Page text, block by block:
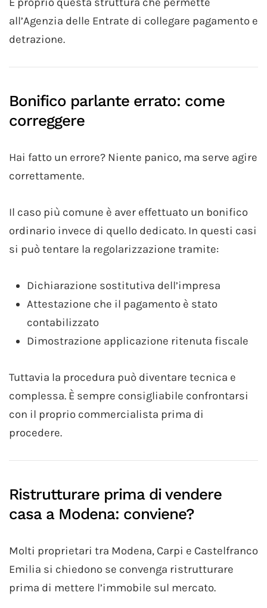
all’Agenzia delle Entrate di collegare pagamento e
detrazione.
Bonifico parlante errato: come
correggere
Hai fatto un errore? Niente panico, ma serve agire
correttamente.
Il caso più comune è aver effettuato un bonifico
ordinario invece di quello dedicato. In questi casi
si può tentare la regolarizzazione tramite:
Dichiarazione sostitutiva dell’impresa
Attestazione che il pagamento è stato
contabilizzato
Dimostrazione applicazione ritenuta fiscale
Tuttavia la procedura può diventare tecnica e
complessa. È sempre consigliabile confrontarsi
con il proprio commercialista prima di
procedere.
Ristrutturare prima di vendere
casa a Modena: conviene?
Molti proprietari tra Modena, Carpi e Castelfranco
Emilia si chiedono se convenga ristrutturare
prima di mettere l’immobile sul mercato.